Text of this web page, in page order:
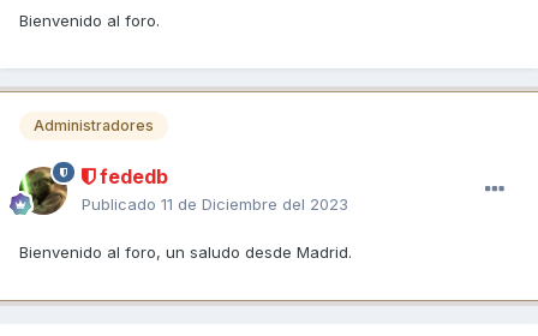
Bienvenido al foro.
Administradores
fededb
Publicado 11 de Diciembre del 2023
Bienvenido al foro, un saludo desde Madrid.